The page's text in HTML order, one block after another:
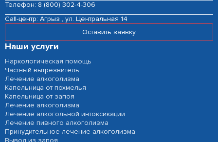
Телефон: 8 (800) 302-4-306
Сall-центр: Агрыз , ул. Центральная 14
Оставить заявку
Наши услуги
Наркологическая помощь
Частный вытрезвитель
Лечение алкоголизма
Капельница от похмелья
Капельница от запоя
Лечение алкоголизма
Лечение алкогольной интоксикации
Лечение пивного алкоголизма
Принудительное лечение алкоголизма